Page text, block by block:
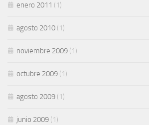
enero 2011 (1)
agosto 2010 (1)
noviembre 2009 (1)
octubre 2009 (1)
agosto 2009 (1)
junio 2009 (1)